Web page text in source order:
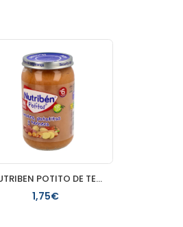
NUTRIBEN POTITO DE TERNERA CON PATATAS Y ZANAHORIA 235G
1,75€